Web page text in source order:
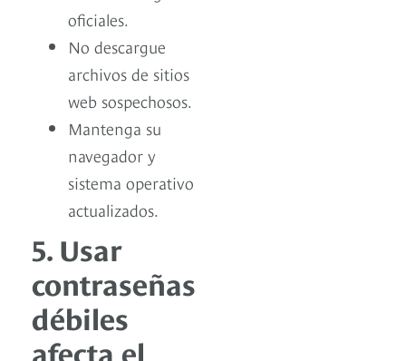
oficiales.
No descargue
archivos de sitios
web sospechosos.
Mantenga su
navegador y
sistema operativo
actualizados.
5. Usar
contraseñas
débiles
afecta el